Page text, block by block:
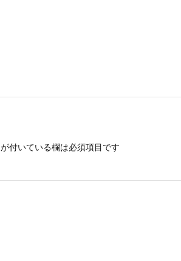
が付いている欄は必須項目です